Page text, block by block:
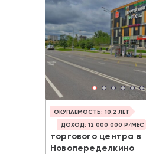
ОКУПАЕМОСТЬ: 10.2 ЛЕТ
ДОХОД: 12 000 000 Р/МЕС
торгового центра в
Новопеределкино